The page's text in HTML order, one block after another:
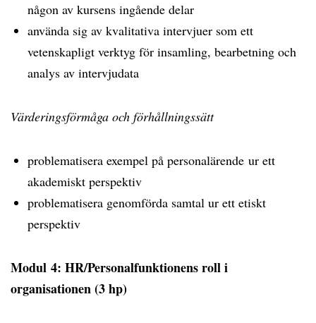
någon av kursens ingående delar
använda sig av kvalitativa intervjuer som ett
vetenskapligt verktyg för insamling, bearbetning och
analys av intervjudata
Värderingsförmåga och förhållningssätt
problematisera exempel på personalärende ur ett
akademiskt perspektiv
problematisera genomförda samtal ur ett etiskt
perspektiv
Modul 4: HR/Personalfunktionens roll i
organisationen (3 hp)